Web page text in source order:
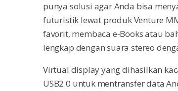
punya solusi agar Anda bisa
futuristik lewat produk Venture
favorit, membaca e-Books atau
lengkap dengan suara stereo
Virtual display yang dihasilkan
USB2.0 untuk mentransfer data